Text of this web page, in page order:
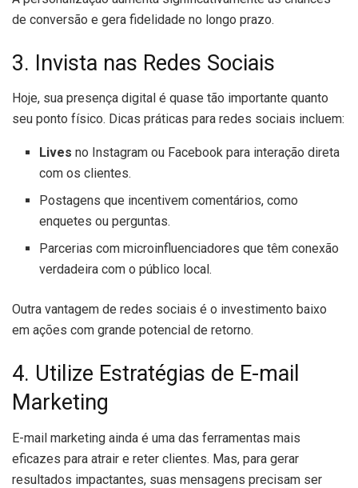
de conversão e gera fidelidade no longo prazo.
3. Invista nas Redes Sociais
Hoje, sua presença digital é quase tão importante quanto
seu ponto físico. Dicas práticas para redes sociais incluem:
Lives no Instagram ou Facebook para interação direta
com os clientes.
Postagens que incentivem comentários, como
enquetes ou perguntas.
Parcerias com microinfluenciadores que têm conexão
verdadeira com o público local.
Outra vantagem de redes sociais é o investimento baixo
em ações com grande potencial de retorno.
4. Utilize Estratégias de E-mail
Marketing
E-mail marketing ainda é uma das ferramentas mais
eficazes para atrair e reter clientes. Mas, para gerar
resultados impactantes, suas mensagens precisam ser